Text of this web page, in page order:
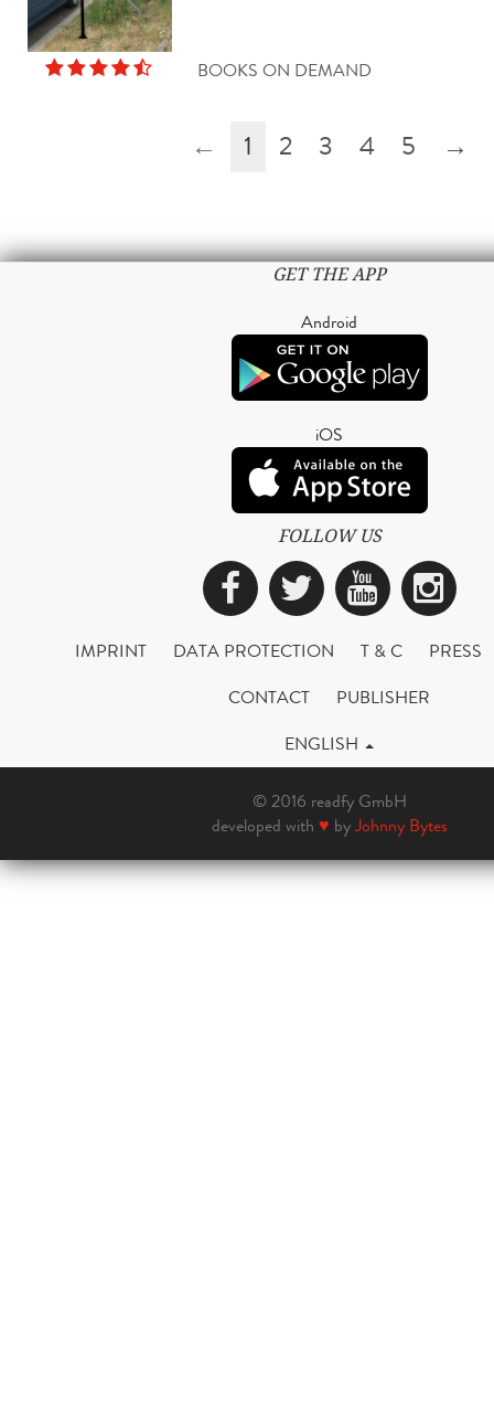
BOOKS ON DEMAND
← 1 2 3 4 5 →
GET THE APP
Android
iOS
FOLLOW US
Facebook
Twitter
IMPRINT DATA PROTECTION T & C
PRESS
CONTACT
PUBLISHER
ENGLISH
© 2016 readfy GmbH
developed with ♥ byJohnny Bytes